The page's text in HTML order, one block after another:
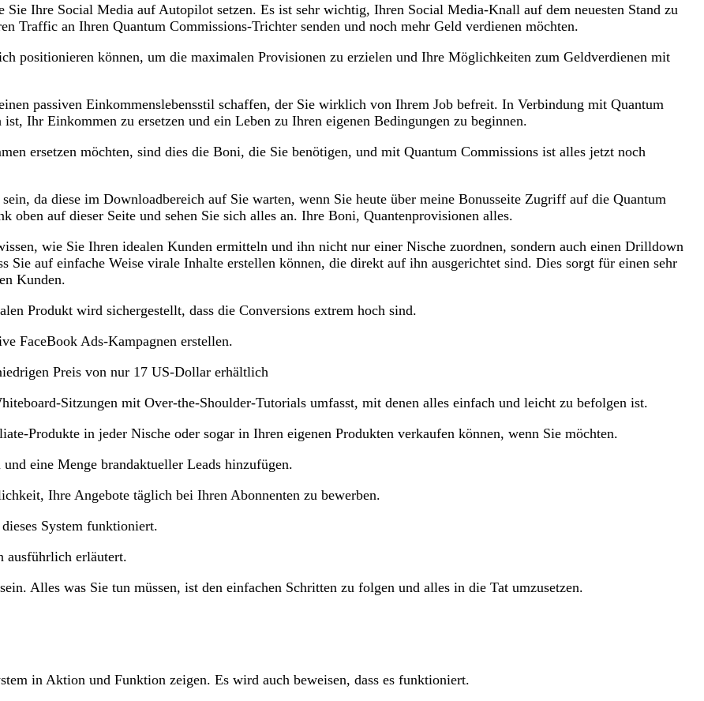
Ihre Social Media auf Autopilot setzen. Es ist sehr wichtig, Ihren Social Media-Knall auf dem neuesten Stand zu
Traffic an Ihren Quantum Commissions-Trichter senden und noch mehr Geld verdienen möchten.
positionieren können, um die maximalen Provisionen zu erzielen und Ihre Möglichkeiten zum Geldverdienen mit
passiven Einkommenslebensstil schaffen, der Sie wirklich von Ihrem Job befreit. In Verbindung mit Quantum
Ihr Einkommen zu ersetzen und ein Leben zu Ihren eigenen Bedingungen zu beginnen.
ersetzen möchten, sind dies die Boni, die Sie benötigen, und mit Quantum Commissions ist alles jetzt noch
da diese im Downloadbereich auf Sie warten, wenn Sie heute über meine Bonusseite Zugriff auf die Quantum
auf dieser Seite und sehen Sie sich alles an. Ihre Boni, Quantenprovisionen alles.
wie Sie Ihren idealen Kunden ermitteln und ihn nicht nur einer Nische zuordnen, sondern auch einen Drilldown
Sie auf einfache Weise virale Inhalte erstellen können, die direkt auf ihn ausgerichtet sind. Dies sorgt für einen sehr
Kunden.
Produkt wird sichergestellt, dass die Conversions extrem hoch sind.
FaceBook Ads-Kampagnen erstellen.
Preis von nur 17 US-Dollar erhältlich
Sitzungen mit Over-the-Shoulder-Tutorials umfasst, mit denen alles einfach und leicht zu befolgen ist.
Produkte in jeder Nische oder sogar in Ihren eigenen Produkten verkaufen können, wenn Sie möchten.
eine Menge brandaktueller Leads hinzufügen.
Ihre Angebote täglich bei Ihren Abonnenten zu bewerben.
System funktioniert.
ausführlich erläutert.
Alles was Sie tun müssen, ist den einfachen Schritten zu folgen und alles in die Tat umzusetzen.
in Aktion und Funktion zeigen. Es wird auch beweisen, dass es funktioniert.